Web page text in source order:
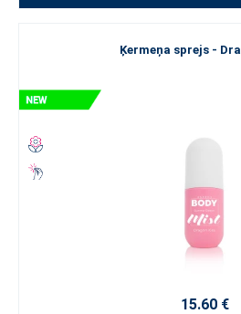
Ķermeņa sprejs -
15.60 €